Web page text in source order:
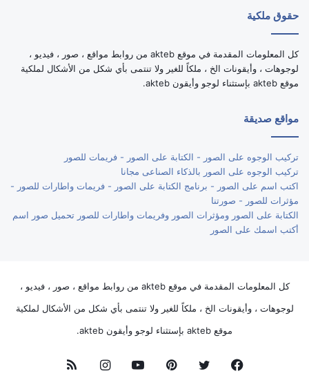
حقوق ملكية
كل المعلومات المقدمة في موقع akteb من روابط مواقع ، صور ، فيديو ،
لوجوهات ، وأيقونات الخ ، ملكاً للغير ولا تنتمى بأي شكل من الأشكال لملكية
موقع akteb بإستثناء لوجو وأيقون akteb.
مواقع صديقة
تركيب الوجوه على الصور - الكتابة على الصور - فريمات للصور
تركيب الوجوه على الصور بالذكاء الصناعى مجانا
اكتب اسم على الصور - برنامج الكتابة على الصور - فريمات واطارات للصور -
مؤثرات للصور - صورتنا
الكتابة على الصور ومؤثرات الصور وفريمات واطارات للصور تحميل صور اسم
أكتب اسمك على الصور
كل المعلومات المقدمة في موقع akteb من روابط مواقع ، صور ، فيديو ،
لوجوهات ، وأيقونات الخ ، ملكاً للغير ولا تنتمى بأي شكل من الأشكال لملكية
موقع akteb بإستثناء لوجو وأيقون akteb.
فيسبوك تويتر بينتيريستيوتيوبانستقرامملخص